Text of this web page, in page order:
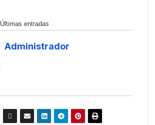
Últimas entradas
Administrador